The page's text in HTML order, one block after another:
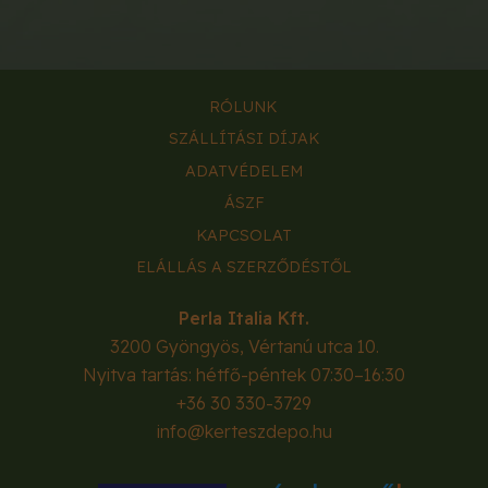
RÓLUNK
SZÁLLÍTÁSI DÍJAK
ADATVÉDELEM
ÁSZF
KAPCSOLAT
ELÁLLÁS A SZERZŐDÉSTŐL
Perla Italia Kft.
3200 Gyöngyös, Vértanú utca 10.
Nyitva tartás: hétfő-péntek 07:30–16:30
+36 30 330-3729
info@kerteszdepo.hu